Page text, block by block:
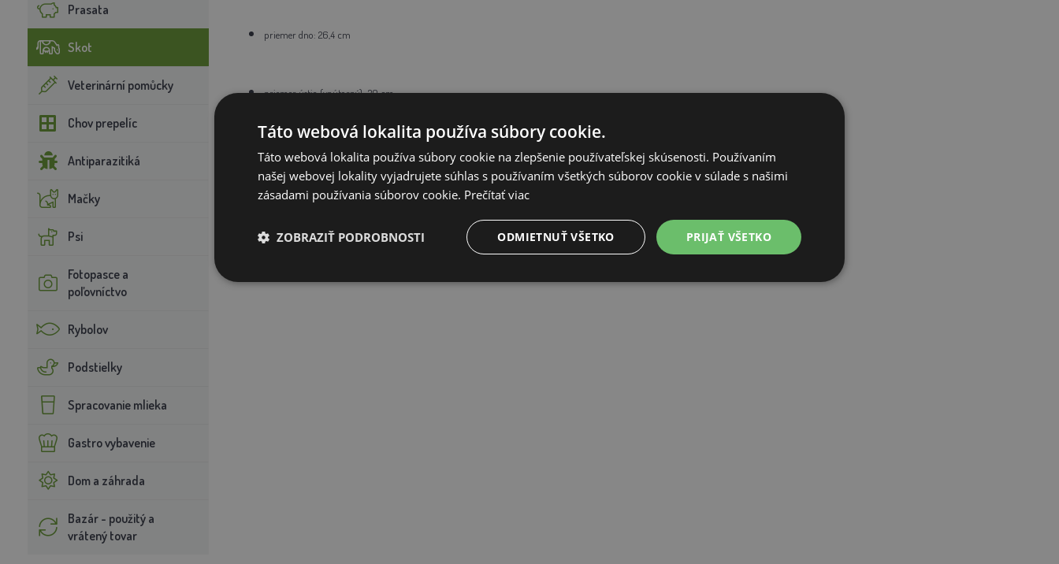
Prasata
Skot
Veterinární pomůcky
Chov prepelíc
Antiparazitiká
Mačky
Psi
Fotopasce a
poľovníctvo
Rybolov
Podstielky
Spracovanie mlieka
Gastro vybavenie
Dom a záhrada
Bazár - použitý a
vrátený tovar
priemer dno: 26,4 cm
priemer ústia (vnútorný): 30 cm
priemer ústia (vonkajší - s lemom): 33,2 cm
Táto webová lokalita používa súbory cookie.
Táto webová lokalita používa súbory cookie na zlepšenie používateľskej skúsenosti. Používaním
našej webovej lokality vyjadrujete súhlas s používaním všetkých súborov cookie v súlade s našimi
zásadami používania súborov cookie. Prečítať viac
PRIJAŤ VŠETKO
ODMIETNUŤ VŠETKO
ZOBRAZIŤ PODROBNOSTI